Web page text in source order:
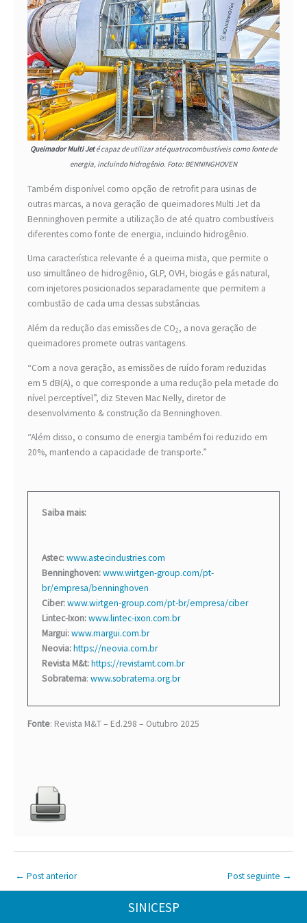
Queimador Multi Jeté capaz de utilizar até quatrocombustíveis como fonte de
energia, incluindo hidrogênio. Foto: BENNINGHOVEN
Também disponível como opção de retrofit para usinas de
outras marcas, a nova geração de queimadores Multi Jet da
Benninghoven permite a utilização de até quatro combustíveis
diferentes como fonte de energia, incluindo hidrogênio.
Uma característica relevante é a queima mista, que permite o
uso simultâneo de hidrogênio, GLP, OVH, biogás e gás natural,
com injetores posicionados separadamente que permitem a
combustão de cada uma dessas substâncias.
Além da redução das emissões de CO2, a nova geração de
queimadores promete outras vantagens.
“Com a nova geração, as emissões de ruído foram reduzidas
em 5 dB(A), o que corresponde a uma redução pela metade do
nível perceptível”, diz Steven Mac Nelly, diretor de
desenvolvimento & construção da Benninghoven.
“Além disso, o consumo de energia também foi reduzido em
20%, mantendo a capacidade de transporte.”
Saiba mais:
Astec: www.astecindustries.com
Benninghoven:www.wirtgen-group.com/pt-
br/empresa/benninghoven
Ciber:www.wirtgen-group.com/pt-br/empresa/ciber
Lintec-Ixon:www.lintec-ixon.com.br
Margui:www.margui.com.br
Neovia:https://neovia.com.br
Revista M&t:https://revistamt.com.br
Sobratema: www.sobratema.org.br
Fonte: Revista M&T – Ed.298 – Outubro 2025
← Post anterior Post seguinte →
SINICESP